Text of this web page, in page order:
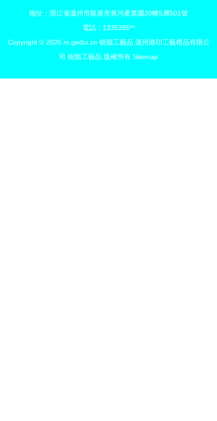
地址：浙江省溫州市龍港市黃河產業園20幢5層501號
電話：1335385**
Copyright © 2026 m.gedui.cn 樹脂工藝品 溫州港印工藝禮品有限公
司 樹脂工藝品 版權所有 Sitemap